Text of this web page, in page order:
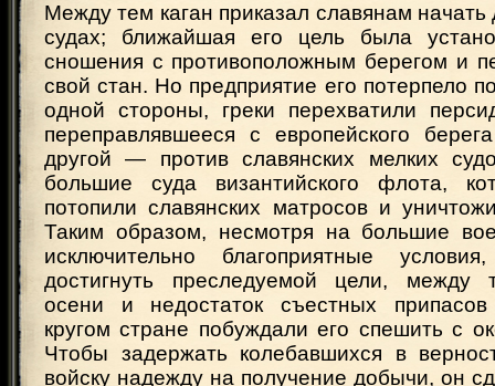
Между тем каган приказал славянам начать
судах; ближайшая его цель была
сношения с противоположным берегом и
свой стан. Но предприятие его потерпело
одной стороны, греки перехватили
переправлявшееся с европейского
другой — против славянских мелких
большие суда византийского флота,
потопили славянских матросов и
Таким образом, несмотря на большие
исключительно благоприятные
достигнуть преследуемой цели, между
осени и недостаток съестных
кругом стране побуждали его спешить с
Чтобы задержать колебавшихся в
войску надежду на получение добычи, он